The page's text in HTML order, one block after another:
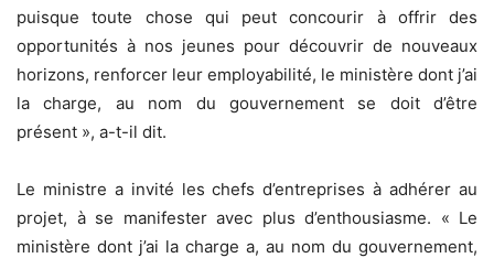
puisque toute chose qui peut concourir à offrir des
opportunités à nos jeunes pour découvrir de nouveaux
horizons, renforcer leur employabilité, le ministère dont j’ai
la charge, au nom du gouvernement se doit d’être
présent », a-t-il dit.
Le ministre a invité les chefs d’entreprises à adhérer au
projet, à se manifester avec plus d’enthousiasme. « Le
ministère dont j’ai la charge a, au nom du gouvernement,